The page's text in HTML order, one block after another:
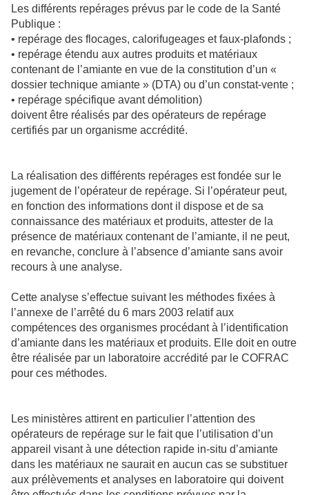
Les différents repérages prévus par le code de la Santé
Publique :
• repérage des flocages, calorifugeages et faux-plafonds ;
• repérage étendu aux autres produits et matériaux
contenant de l’amiante en vue de la constitution d’un «
dossier technique amiante » (DTA) ou d’un constat-vente ;
• repérage spécifique avant démolition)
doivent être réalisés par des opérateurs de repérage
certifiés par un organisme accrédité.
La réalisation des différents repérages est fondée sur le
jugement de l’opérateur de repérage. Si l’opérateur peut,
en fonction des informations dont il dispose et de sa
connaissance des matériaux et produits, attester de la
présence de matériaux contenant de l’amiante, il ne peut,
en revanche, conclure à l’absence d’amiante sans avoir
recours à une analyse.
Cette analyse s’effectue suivant les méthodes fixées à
l’annexe de l’arrêté du 6 mars 2003 relatif aux
compétences des organismes procédant à l’identification
d’amiante dans les matériaux et produits. Elle doit en outre
être réalisée par un laboratoire accrédité par le COFRAC
pour ces méthodes.
Les ministères attirent en particulier l’attention des
opérateurs de repérage sur le fait que l’utilisation d’un
appareil visant à une détection rapide in-situ d’amiante
dans les matériaux ne saurait en aucun cas se substituer
aux prélèvements et analyses en laboratoire qui doivent